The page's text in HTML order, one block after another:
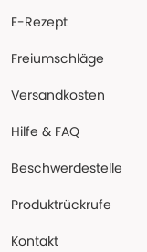
E-Rezept
Freiumschläge
Versandkosten
Hilfe & FAQ
Beschwerdestelle
Produktrückrufe
Kontakt